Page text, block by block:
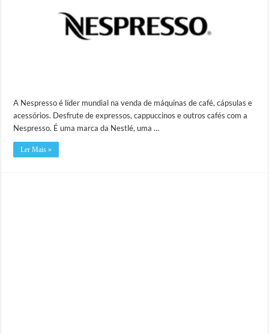
A Nespresso é líder mundial na venda de máquinas de café, cápsulas e
acessórios. Desfrute de expressos, cappuccinos e outros cafés com a
Nespresso. É uma marca da Nestlé, uma …
Ler Mais »